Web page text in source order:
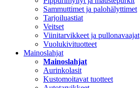
Sammuttimet ja palohälyttimet
Tarjoiluastiat
Veitset
Viinitarvikkeet ja pullonavaajat
Vuolukivituotteet
Mainoslahjat
Mainoslahjat
Aurinkolasit
Kustomoitavat tuotteet